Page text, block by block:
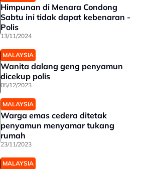
Himpunan di Menara Condong
Sabtu ini tidak dapat kebenaran -
Polis
13/11/2024
MALAYSIA
Wanita dalang geng penyamun
dicekup polis
05/12/2023
MALAYSIA
Warga emas cedera ditetak
penyamun menyamar tukang
rumah
23/11/2023
MALAYSIA